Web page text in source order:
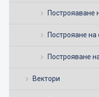
Построяаване
Построяане
Построяване
Вектори